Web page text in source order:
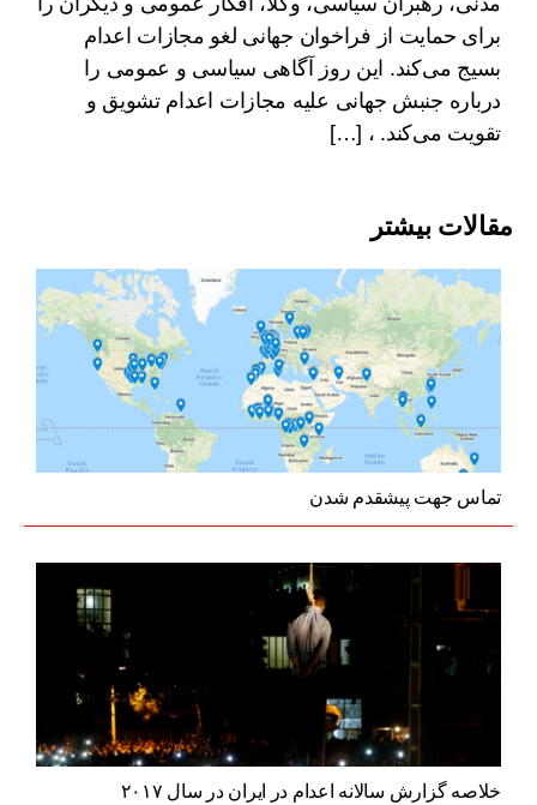
برای حمایت از فراخوان جهانی لغو مجازات اعدام
بسیج می‌کند. این روز آگاهی سیاسی و عمومی را
درباره جنبش جهانی علیه مجازات اعدام تشویق و
تقویت می‌کند. ، […]
مقالات بیشتر
تماس جهت پیشقدم شدن
خلاصه گزارش سالانه اعدام در ایران در سال ۲۰۱۷